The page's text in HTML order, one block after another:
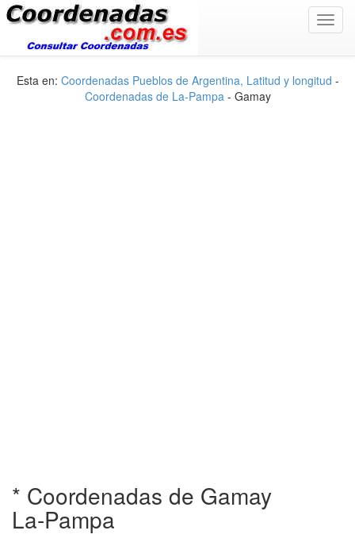
Esta en: Coordenadas Pueblos de Argentina, Latitud y longitud -
Coordenadas de La-Pampa- Gamay
* Coordenadas de Gamay
La-Pampa